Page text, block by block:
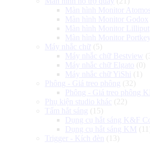
Màn hình Monitor Atomos
Màn hình Monitor Godox
Màn hình Monitor Lilliput
Màn hình Monitor
Máy nhắc chữ (5)
Máy nhắc chữ Bestview
Máy nhắc chữ Elgato (0)
Máy nhắc chữ YiShi
(1)
Phông - Giá treo phông (32)
Phông - Giá treo phông
Phụ kiện studio khác (22)
Tấm hắt sáng (15)
Dụng cụ hắt sáng K&F
Dụng cụ hắt sáng KM
Trigger - Kích đèn
(13)